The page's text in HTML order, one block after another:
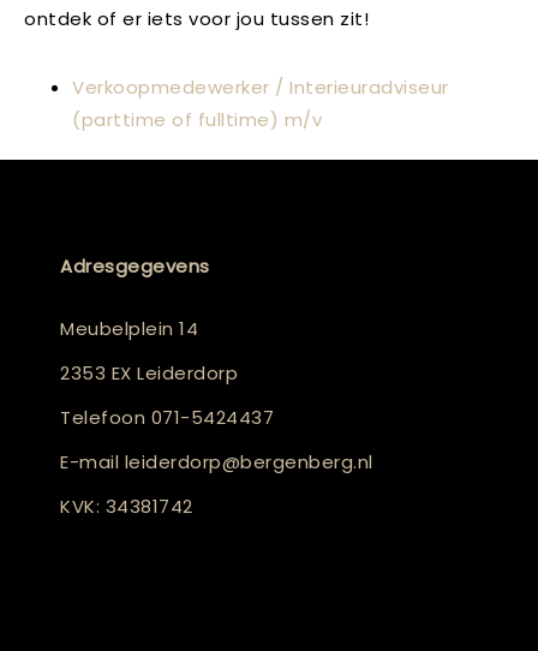
ontdek of er iets voor jou tussen zit!
Verkoopmedewerker / Interieuradviseur
(parttime of fulltime) m/v
Adresgegevens
Meubelplein 14
2353 EX Leiderdorp
Telefoon 071-5424437
E-mail leiderdorp@bergenberg.nl
KVK: 34381742